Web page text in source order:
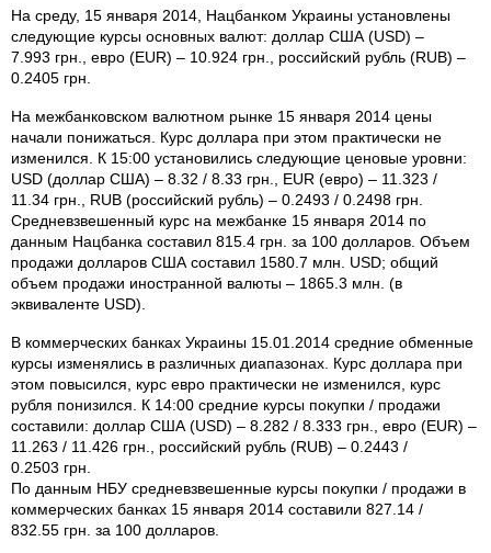
На среду, 15 января 2014, Нацбанком Украины установлены
следующие курсы основных валют: доллар США (USD) –
7.993 грн., евро (EUR) – 10.924 грн., российский рубль (RUB) –
0.2405 грн.
На межбанковском валютном рынке 15 января 2014 цены
начали понижаться. Курс доллара при этом практически не
изменился. К 15:00 установились следующие ценовые уровни:
USD (доллар США) – 8.32 / 8.33 грн., EUR (евро) – 11.323 /
11.34 грн., RUB (российский рубль) – 0.2493 / 0.2498 грн.
Средневзвешенный курс на межбанке 15 января 2014 по
данным Нацбанка составил 815.4 грн. за 100 долларов. Объем
продажи долларов США составил 1580.7 млн. USD; общий
объем продажи иностранной валюты – 1865.3 млн. (в
эквиваленте USD).
В коммерческих банках Украины 15.01.2014 средние обменные
курсы изменялись в различных диапазонах. Курс доллара при
этом повысился, курс евро практически не изменился, курс
рубля понизился. К 14:00 средние курсы покупки / продажи
составили: доллар США (USD) – 8.282 / 8.333 грн., евро (EUR) –
11.263 / 11.426 грн., российский рубль (RUB) – 0.2443 /
0.2503 грн.
По данным НБУ средневзвешенные курсы покупки / продажи в
коммерческих банках 15 января 2014 составили 827.14 /
832.55 грн. за 100 долларов.